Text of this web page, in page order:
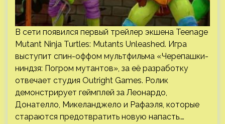
В сети появился первый трейлер экшена Teenage
Mutant Ninja Turtles: Mutants Unleashed. Игра
выступит спин-оффом мультфильма «Черепашки-
ниндзя: Погром мутантов», за её разработку
отвечает студия Outright Games. Ролик
демонстрирует геймплей за Леонардо,
Донателло, Микеланджело и Рафаэля, которые
стараются предотвратить новую напасть.…